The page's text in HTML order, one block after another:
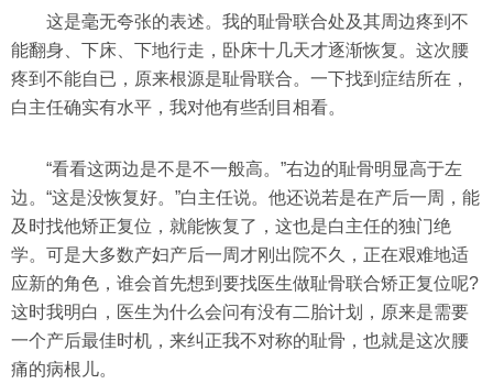
这是毫无夸张的表述。我的耻骨联合处及其周边疼到不
能翻身、下床、下地行走，卧床十几天才逐渐恢复。这次腰
疼到不能自已，原来根源是耻骨联合。一下找到症结所在，
白主任确实有水平，我对他有些刮目相看。
“看看这两边是不是不一般高。”右边的耻骨明显高于左
边。“这是没恢复好。”白主任说。他还说若是在产后一周，能
及时找他矫正复位，就能恢复了，这也是白主任的独门绝
学。可是大多数产妇产后一周才刚出院不久，正在艰难地适
应新的角色，谁会首先想到要找医生做耻骨联合矫正复位呢?
这时我明白，医生为什么会问有没有二胎计划，原来是需要
一个产后最佳时机，来纠正我不对称的耻骨，也就是这次腰
痛的病根儿。